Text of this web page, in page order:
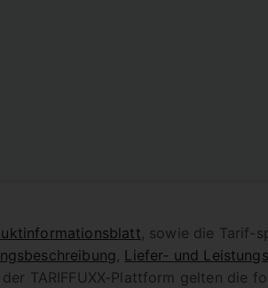
, sowie die Tarif-
, Liefer- und
TARIFFUXX-Plattform gelten die